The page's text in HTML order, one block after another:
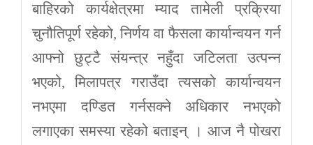
बाहिरको कार्यक्षेत्रमा म्याद तामेली प्रक्रिया
चुनौतिपूर्ण रहेको, निर्णय वा फैसला कार्यान्वयन गर्न
आफ्नो छुट्टै संयन्त्र नहुँदा जटिलता उत्पन्न
भएको, मिलापत्र गराउँदा त्यसको कार्यान्वयन
नभएमा दण्डित गर्नसक्ने अधिकार नभएको
लगाएका समस्या रहेको बताइन् । आज नै पोखरा